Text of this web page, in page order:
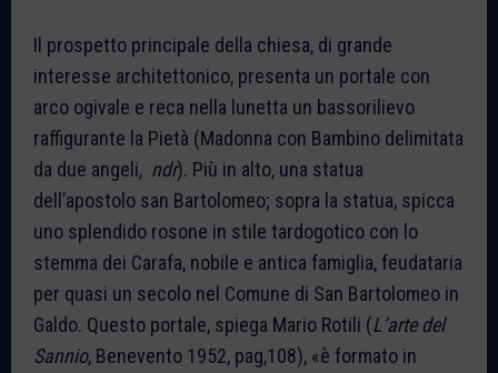
Il prospetto principale della chiesa, di grande
interesse architettonico, presenta un portale con
arco ogivale e reca nella lunetta un bassorilievo
raffigurante la Pietà (Madonna con Bambino delimitata
da due angeli, ndr). Più in alto, una statua
dell’apostolo san Bartolomeo; sopra la statua, spicca
uno splendido rosone in stile tardogotico con lo
stemma dei Carafa, nobile e antica famiglia, feudataria
per quasi un secolo nel Comune di San Bartolomeo in
Galdo. Questo portale, spiega Mario Rotili (L’arte del
Sannio, Benevento 1952, pag,108), «è formato in